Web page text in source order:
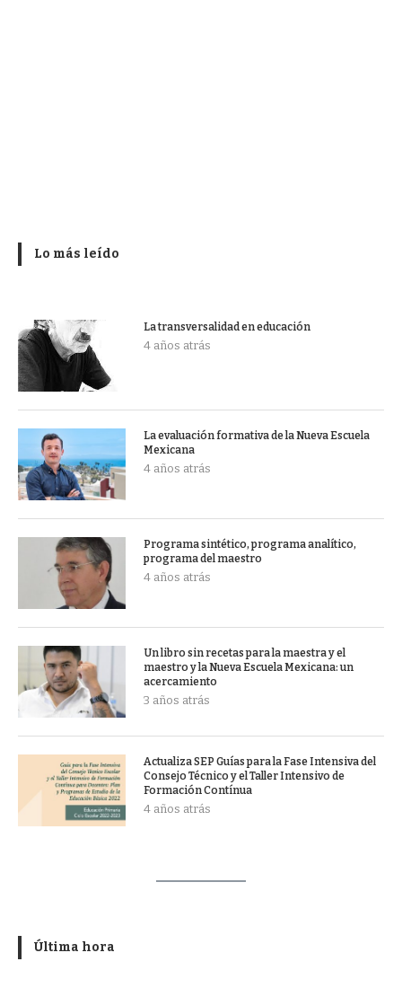
Lo más leído
La transversalidad en educación
4 años atrás
La evaluación formativa de la Nueva Escuela
Mexicana
4 años atrás
Programa sintético, programa analítico,
programa del maestro
4 años atrás
Un libro sin recetas para la maestra y el
maestro y la Nueva Escuela Mexicana: un
acercamiento
3 años atrás
Actualiza SEP Guías para la Fase Intensiva del
Consejo Técnico y el Taller Intensivo de
Formación Contínua
4 años atrás
Última hora